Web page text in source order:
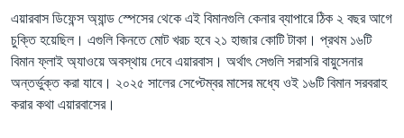
এয়ারবাস ডিফেন্স অ্যান্ড স্পেসের থেকে এই বিমানগুলি কেনার ব্যাপারে ঠিক ২ বছর আগে
চুক্তি হয়েছিল। এগুলি কিনতে মোট খরচ হবে ২১ হাজার কোটি টাকা। প্রথম ১৬টি
বিমান ফ্লাই অ্যাওয়ে অবস্থায় দেবে এয়ারবাস। অর্থাৎ সেগুলি সরাসরি বায়ুসেনার
অন্তর্ভুক্ত করা যাবে। ২০২৫ সালের সেপ্টেম্বর মাসের মধ্যে ওই ১৬টি বিমান সরবরাহ
করার কথা এয়ারবাসের।